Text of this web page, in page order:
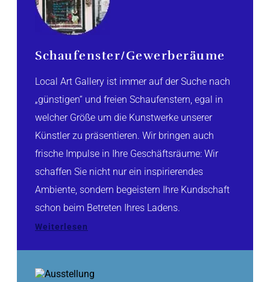
Schaufenster/Gewerberäume
Local Art Gallery ist immer auf der Suche nach
„günstigen“ und freien Schaufenstern, egal in
welcher Größe um die Kunstwerke unserer
Künstler zu präsentieren. Wir bringen auch
frische Impulse in Ihre Geschäftsräume: Wir
schaffen Sie nicht nur ein inspirierendes
Ambiente, sondern begeistern Ihre Kundschaft
schon beim Betreten Ihres Ladens.
Weiterlesen